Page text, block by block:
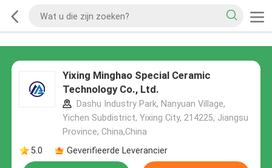
Yixing Minghao Special Ceramic
Technology Co., Ltd.
Dashu Industry Park, Nanyuan Village,
Yichen Subdistrict, Yixing City, 214225, Jiangsu
Province, China,China
5.0
Geverifieerde Leverancier